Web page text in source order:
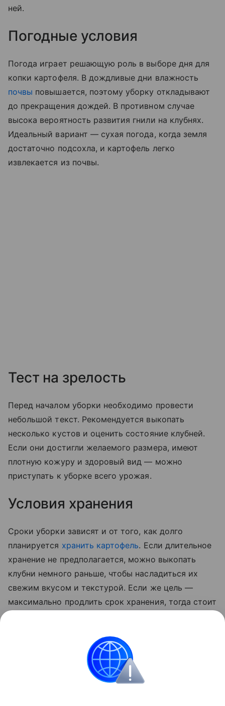
ней.
Погодные условия
Погода играет решающую роль в выборе дня для
копки картофеля. В дождливые дни влажность
почвы повышается, поэтому уборку откладывают
до прекращения дождей. В противном случае
высока вероятность развития гнили на клубнях.
Идеальный вариант — сухая погода, когда земля
достаточно подсохла, и картофель легко
извлекается из почвы.
Тест на зрелость
Перед началом уборки необходимо провести
небольшой текст. Рекомендуется выкопать
несколько кустов и оценить состояние клубней.
Если они достигли желаемого размера, имеют
плотную кожуру и здоровый вид — можно
приступать к уборке всего урожая.
Условия хранения
Сроки уборки зависят и от того, как долго
планируется хранить картофель. Если длительное
хранение не предполагается, можно выкопать
клубни немного раньше, чтобы насладиться их
свежим вкусом и текстурой. Если же цель —
максимально продлить срок хранения, тогда стоит
сохраняя свои питательные свойства в течение